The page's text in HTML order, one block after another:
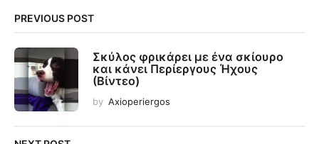
PREVIOUS POST
Σκύλος φρικάρει με ένα σκίουρο
και κάνει Περίεργους Ήχους
(Βίντεο)
by Axioperiergos